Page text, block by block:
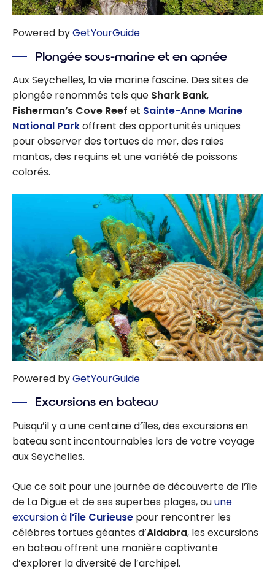
Powered byGetYourGuide
Plongée sous-marine et en apnée
Aux Seychelles, la vie marine fascine. Des sites de
plongée renommés tels que Shark Bank,
Fisherman’s Cove Reef et Sainte-Anne Marine
National Parkoffrent des opportunités uniques
pour observer des tortues de mer, des raies
mantas, des requins et une variété de poissons
colorés.
Powered byGetYourGuide
Excursions en bateau
Puisqu’il y a une centaine d’îles, des excursions en
bateau sont incontournables lors de votre voyage
aux Seychelles.
Que ce soit pour une journée de découverte de l’île
de La Digue et de ses superbes plages, ouune
excursion à l’île Curieuse pour rencontrer les
célèbres tortues géantes d’Aldabra, les excursions
en bateau offrent une manière captivante
d’explorer la diversité de l’archipel.